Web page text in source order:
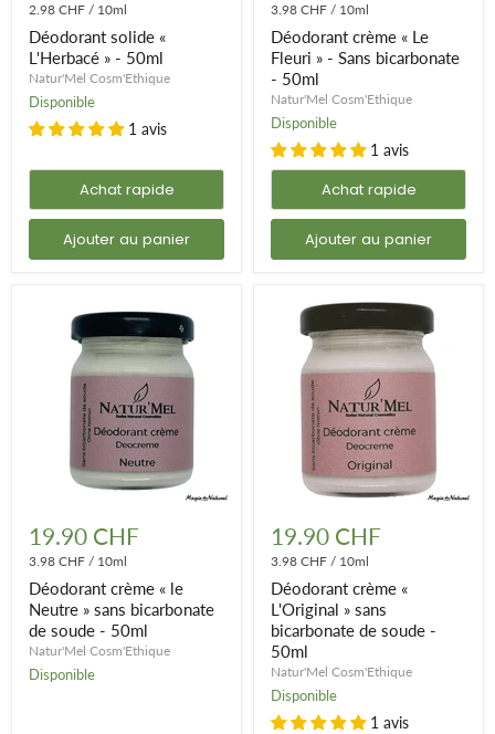
L'Herbacé
50ml
2.98 CHF / 10ml
Déodorant solide «
L'Herbacé » - 50ml
Natur'Mel Cosm'Ethique
Disponible
1 avis
Achat rapide
Ajouter au panier
Le
Fleuri
Sans
bicarbonate
50ml
3.98 CHF / 10ml
Déodorant crème « Le
Fleuri » - Sans bicarbonate
- 50ml
Natur'Mel Cosm'Ethique
Disponible
1 avis
Achat rapide
Ajouter au panier
crème
le
Neutre
sans
bicarbonate
de
soude
19.90 CHF
3.98 CHF / 10ml
Déodorant crème « le
Neutre » sans bicarbonate
de soude - 50ml
Natur'Mel Cosm'Ethique
Disponible
crème
L'Original
sans
bicarbonate
de
soude
50ml
19.90 CHF
3.98 CHF / 10ml
Déodorant crème «
L'Original » sans
bicarbonate de soude -
50ml
Natur'Mel Cosm'Ethique
Disponible
1 avis